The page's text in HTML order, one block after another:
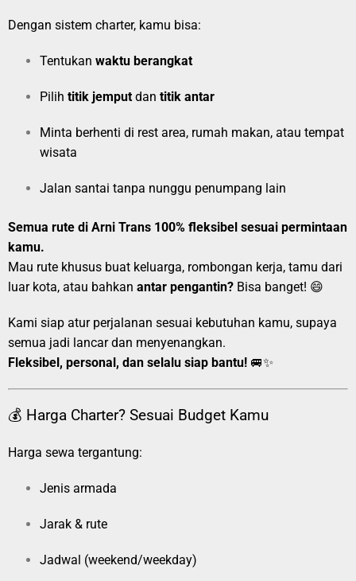
Dengan sistem charter, kamu bisa:
Tentukan waktu berangkat
Pilih titik jemput dan titik antar
Minta berhenti di rest area, rumah makan, atau tempat
wisata
Jalan santai tanpa nunggu penumpang lain
Semua rute di Arni Trans 100% fleksibel sesuai permintaan
kamu.
Mau rute khusus buat keluarga, rombongan kerja, tamu dari
luar kota, atau bahkan antar pengantin? Bisa banget! 😄
Kami siap atur perjalanan sesuai kebutuhan kamu, supaya
semua jadi lancar dan menyenangkan.
Fleksibel, personal, dan selalu siap bantu! 🚐✨
💰 Harga Charter? Sesuai Budget Kamu
Harga sewa tergantung:
Jenis armada
Jarak & rute
Jadwal (weekend/weekday)